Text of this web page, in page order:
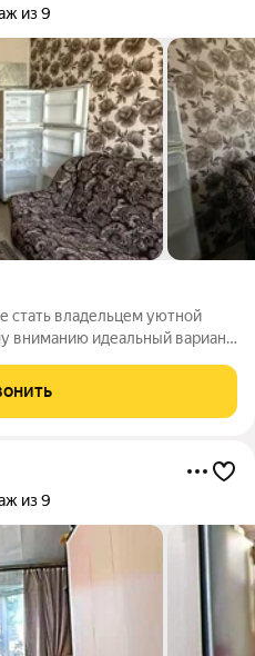
из 9
стать владельцем уютной
вниманию идеальный вариант
дома. требует
из 9